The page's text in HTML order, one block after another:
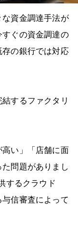
資金調達手法が
ぐの資金調達の
の銀行では対応
するファクタリ
い」「店舗に面
問題がありまし
するクラウド
信審査によって